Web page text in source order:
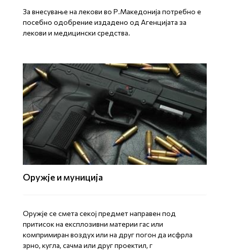
За внесување на лекови во Р.Македонија потребно е
посебно одобрение издадено од Агенцијата за
лекови и медицински средства.
Оружје и муниција
Оружје се смета секој предмет направен под
притисок на експлозивни материи гас или
компримиран воздух или на друг погон да исфрла
зрно, кугла, сачма или друг проектил, г